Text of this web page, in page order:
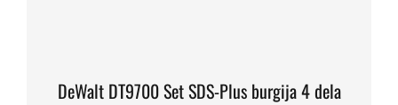
DeWalt DT9700 Set SDS-Plus burgija 4 dela